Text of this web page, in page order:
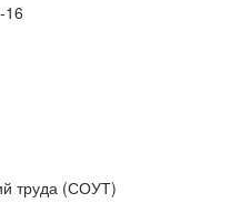
16
труда (СОУТ)